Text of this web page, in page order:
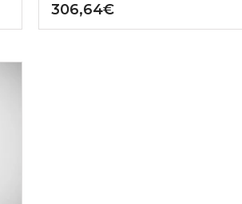
306,64€